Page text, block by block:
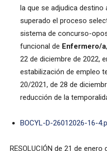
la que se adjudica destino
superado el proceso
sistema de concurso-
funcional de Enfermero/a
22 de diciembre de 2022,
estabilización de empleo
20/2021, de 28 de
reducción de la
BOCYL-D-26012026-16-
RESOLUCIÓN de 21 de